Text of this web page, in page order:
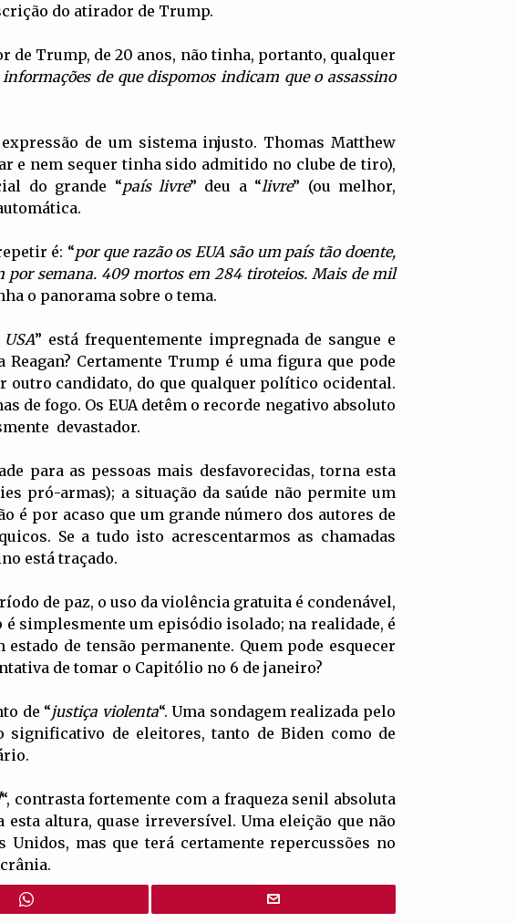
do atirador de Trump.
de Trump, de 20 anos, não tinha, portanto, qualquer
de que dispomos indicam que o assassino
de um sistema injusto. Thomas Matthew
e nem sequer tinha sido admitido no clube de tiro),
do grande “país livre” deu a “livre” (ou melhor,
é: “por que razão os EUA são um país tão doente,
por semana. 409 mortos em 284 tiroteios. Mais de mil
o panorama sobre o tema.
” está frequentemente impregnada de sangue e
Reagan? Certamente Trump é uma figura que pode
outro candidato, do que qualquer político ocidental.
de fogo. Os EUA detêm o recorde negativo absoluto
devastador.
para as pessoas mais desfavorecidas, torna esta
pró-armas); a situação da saúde não permite um
é por acaso que um grande número dos autores de
Se a tudo isto acrescentarmos as chamadas
está traçado.
de paz, o uso da violência gratuita é condenável,
simplesmente um episódio isolado; na realidade, é
de tensão permanente. Quem pode esquecer
de tomar o Capitólio no 6 de janeiro?
de “justiça violenta“. Uma sondagem realizada pelo
significativo de eleitores, tanto de Biden como de
“, contrasta fortemente com a fraqueza senil absoluta
esta altura, quase irreversível. Uma eleição que não
mas que terá certamente repercussões no